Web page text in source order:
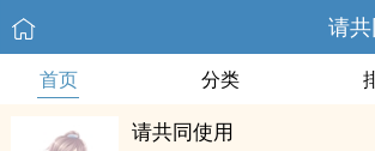
请
首页 分类
请共同使用